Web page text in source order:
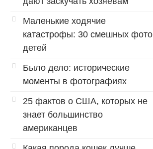
Маленькие ходячие
катастрофы: 30 смешных фото
детей
Было дело: исторические
моменты в фотографиях
25 фактов о США, которых не
знает большинство
американцев